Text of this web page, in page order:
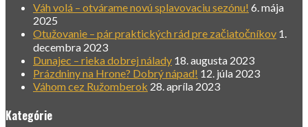
Váh volá – otvárame novú splavovaciu sezónu! 6. mája
2025
Otužovanie – pár praktických rád pre začiatočníkov 1.
decembra 2023
Dunajec – rieka dobrej nálady 18. augusta 2023
Prázdniny na Hrone? Dobrý nápad! 12. júla 2023
Váhom cez Ružomberok 28. apríla 2023
Kategórie